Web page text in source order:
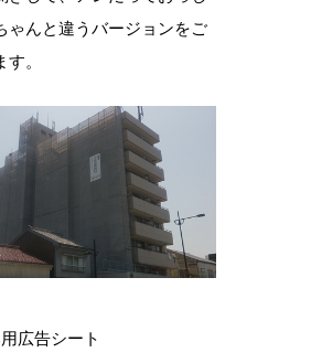
ゃんと違うバージョンをご
。
広告シート